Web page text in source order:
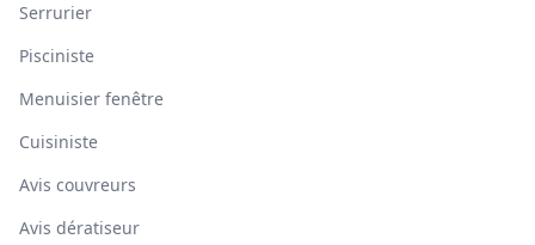
Serrurier
Pisciniste
Menuisier fenêtre
Cuisiniste
Avis couvreurs
Avis dératiseur